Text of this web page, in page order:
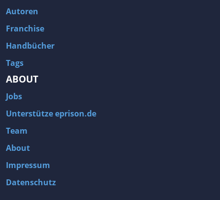
Autoren
Franchise
Handbücher
Tags
ABOUT
Jobs
Unterstütze eprison.de
Team
About
Impressum
Datenschutz